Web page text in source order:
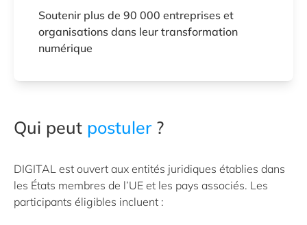
Soutenir plus de 90 000 entreprises et
organisations dans leur transformation
numérique
Qui peut postuler?
DIGITAL est ouvert aux entités juridiques établies dans
les États membres de l’UE et les pays associés. Les
participants éligibles incluent :